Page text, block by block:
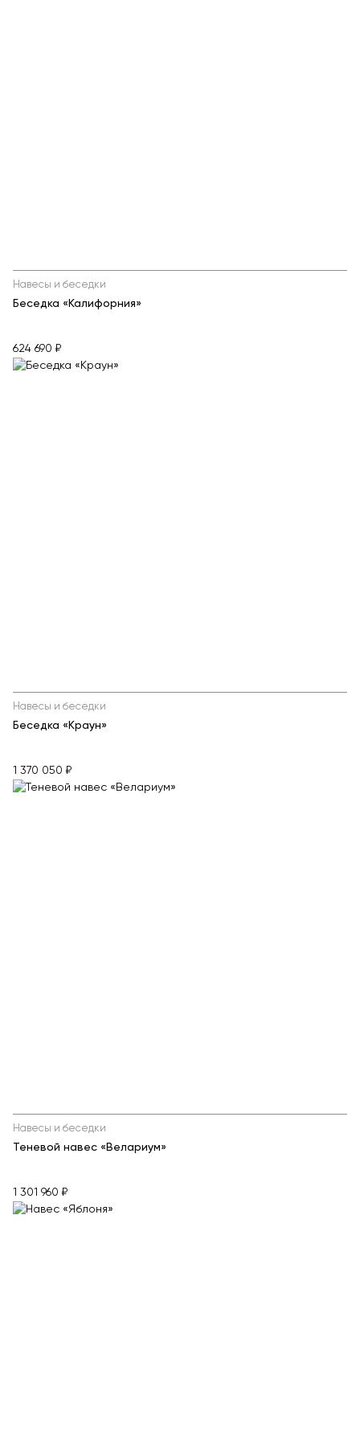
Навесы и беседки
Беседка «Калифорния»
624 690 ₽
Навесы и беседки
Беседка «Краун»
1 370 050 ₽
Навесы и беседки
Теневой навес «Велариум»
1 301 960 ₽